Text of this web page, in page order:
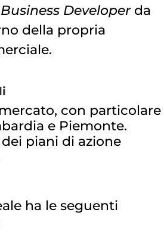
Business Developerda
della propria
con particolare
e Piemonte.
piani di azione
ha le seguenti